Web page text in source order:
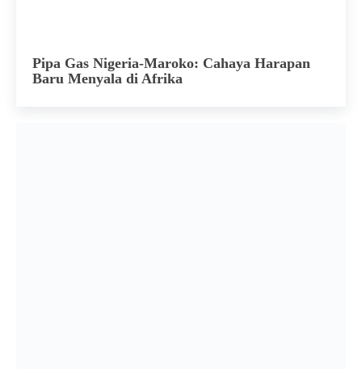
Pipa Gas Nigeria-Maroko: Cahaya Harapan
Baru Menyala di Afrika